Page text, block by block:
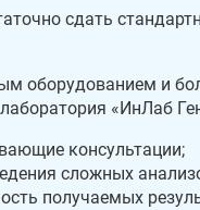
сдать
оборудованием и
«ИнЛаб
консультации;
сложных
получаемых